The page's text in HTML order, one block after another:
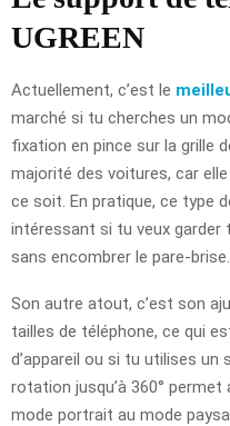
UGREEN
Actuellement, c’est le
marché si tu cherches un
fixation en pince sur la grille
majorité des voitures, car
ce soit. En pratique, ce type
intéressant si tu veux garder
sans encombrer le pare-brise.
Son autre atout, c’est son
tailles de téléphone, ce qui
d’appareil ou si tu utilises un
rotation jusqu’à 360°
mode portrait au mode